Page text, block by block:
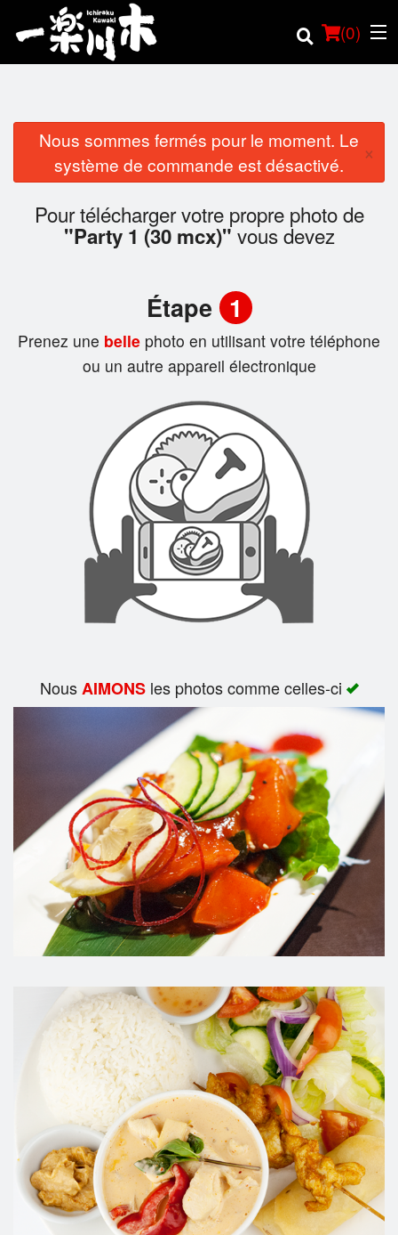
(0)
Commander en ligne
Panier (0)
Rechercher
Nous sommes fermés pour le moment. Le
système de commande est désactivé.
×
Pour télécharger votre propre photo de
"Party 1 (30 mcx)"vous devez
Étape 1
Prenez une belle photo en utilisant votre téléphone
ou un autre appareil électronique
NousAIMONSles photos comme celles-ci